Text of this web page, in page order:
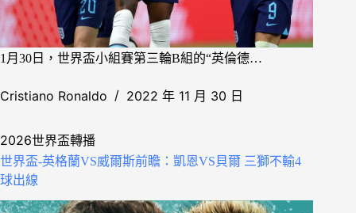
1月30日，世界盃小組賽第三輪B組的“英倫德…
Cristiano Ronaldo 2022 年 11 月 30 日
2026世界盃轉播
世界盃-英格蘭VS威爾斯前瞻：凱恩VS貝爾 三獅不輸4
球出線